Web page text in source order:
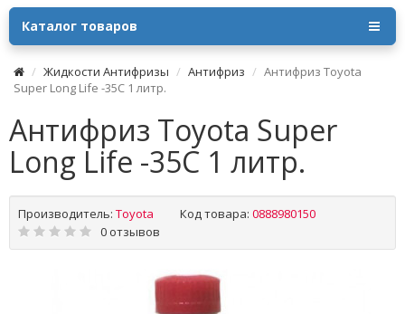
Каталог товаров
Жидкости Антифризы Антифриз
Антифриз Toyota
Super Long Life -35C 1 литр.
Антифриз Toyota Super
Long Life -35C 1 литр.
Производитель: Toyota Код товара: 0888980150
0 отзывов